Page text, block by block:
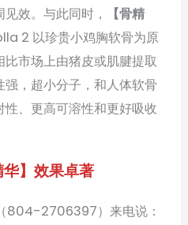
效。与此同时，
【骨精
2 以珍贵小鸡胸软骨为原
市场上由猪皮或肌腱提取
，超小分子，和人体软骨
、更高可溶性和更好吸收
】效果卓著
804-2706397）来电说：